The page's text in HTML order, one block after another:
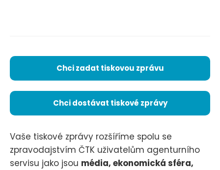
Chci zadat tiskovou zprávu
Chci dostávat tiskové zprávy
Vaše tiskové zprávy rozšíříme spolu se
zpravodajstvím ČTK uživatelům agenturního
servisu jako jsou média, ekonomická sféra,